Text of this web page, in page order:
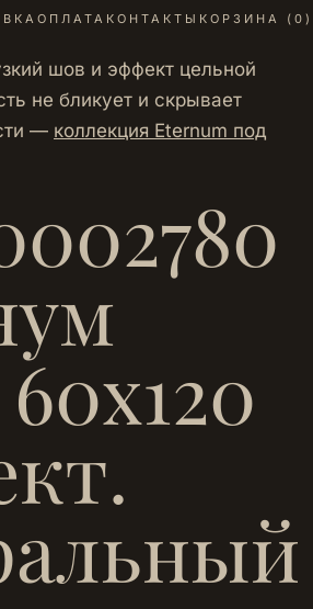
ОПЛАТА КОНТАКТЫ КОРЗИНА ( 0 )
шов и эффект цельной
не бликует и скрывает
— коллекция Eternum под